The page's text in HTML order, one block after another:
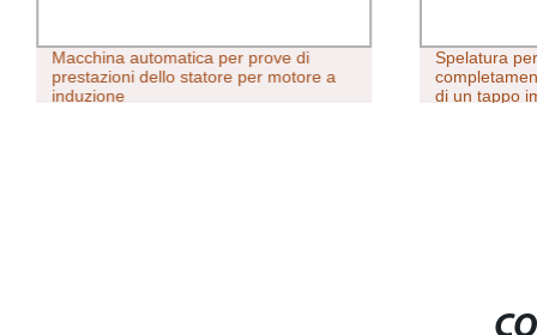
Macchina automatica per prove di
prestazioni dello statore per motore a
induzione
Spelatura
di un tappo